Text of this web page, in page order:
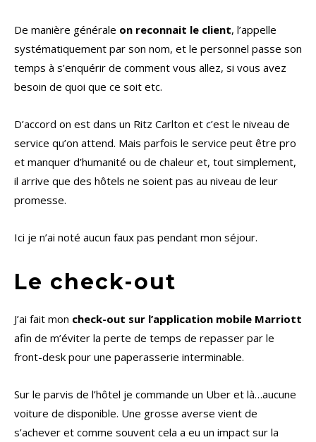
De manière générale on reconnait le client, l’appelle
systématiquement par son nom, et le personnel passe son
temps à s’enquérir de comment vous allez, si vous avez
besoin de quoi que ce soit etc.
D’accord on est dans un Ritz Carlton et c’est le niveau de
service qu’on attend. Mais parfois le service peut être pro
et manquer d’humanité ou de chaleur et, tout simplement,
il arrive que des hôtels ne soient pas au niveau de leur
promesse.
Ici je n’ai noté aucun faux pas pendant mon séjour.
Le check-out
J’ai fait mon check-out sur l’application mobile Marriott
afin de m’éviter la perte de temps de repasser par le
front-desk pour une paperasserie interminable.
Sur le parvis de l’hôtel je commande un Uber et là…aucune
voiture de disponible. Une grosse averse vient de
s’achever et comme souvent cela a eu un impact sur la